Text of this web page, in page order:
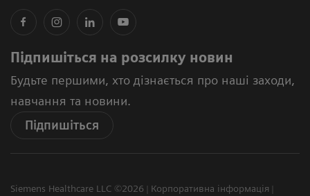
Підпишіться на розсилку новин
Будьте першими, хто дізнається про наші заходи,
навчання та новини.
Підпишіться
Siemens Healthcare LLC ©2026
Корпоративна інформація